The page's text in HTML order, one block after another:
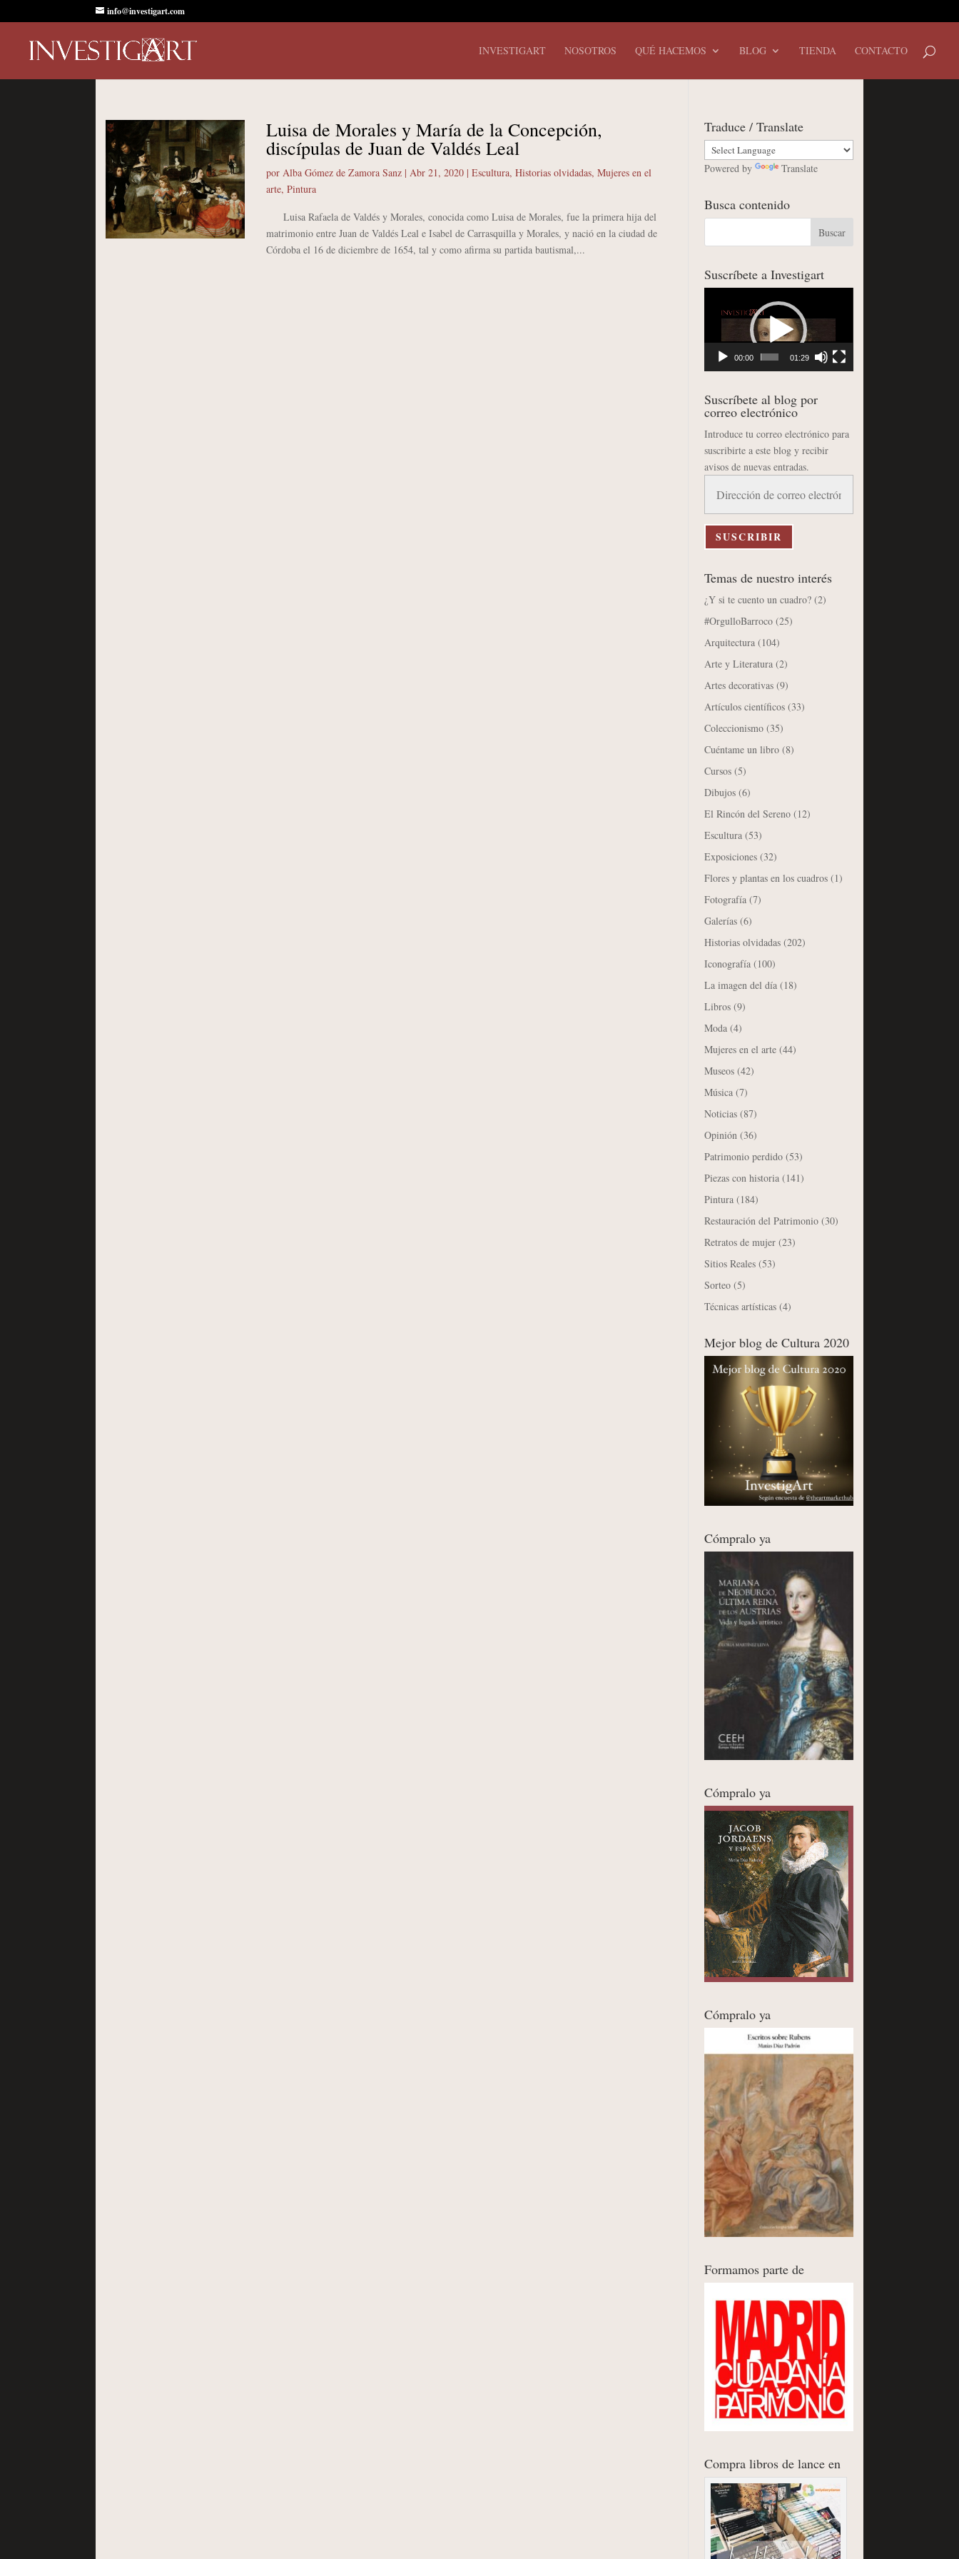
info@investigart.com
INVESTIGART NOSOTROS QUÉ HACEMOS BLOG TIENDA CONTACTO
Luisa de Morales y María de la Concepción,
discípulas de Juan de Valdés Leal
por Alba Gómez de Zamora Sanz| Abr 21, 2020| Escultura, Historias olvidadas, Mujeres en el
arte, Pintura
Luisa Rafaela de Valdés y Morales, conocida como Luisa de Morales, fue la primera hija del
matrimonio entre Juan de Valdés Leal e Isabel de Carrasquilla y Morales, y nació en la ciudad de
Córdoba el 16 de diciembre de 1654, tal y como afirma su partida bautismal,...
Traduce / Translate
Powered by Translate
Busca contenido
Suscríbete a Investigart
00:00 01:29
Suscríbete al blog por
correo electrónico
Introduce tu correo electrónico para
suscribirte a este blog y recibir
avisos de nuevas entradas.
correo
electrónico
SUSCRIBIR
Temas de nuestro interés
¿Y si te cuento un cuadro? (2)
#OrgulloBarroco (25)
Arquitectura (104)
Arte y Literatura (2)
Artes decorativas (9)
Artículos científicos (33)
Coleccionismo (35)
Cuéntame un libro (8)
Cursos (5)
Dibujos (6)
El Rincón del Sereno (12)
Escultura (53)
Exposiciones (32)
Flores y plantas en los cuadros (1)
Fotografía (7)
Galerías (6)
Historias olvidadas (202)
Iconografía (100)
La imagen del día (18)
Libros (9)
Moda (4)
Mujeres en el arte (44)
Museos (42)
Música (7)
Noticias (87)
Opinión (36)
Patrimonio perdido (53)
Piezas con historia (141)
Pintura (184)
Restauración del Patrimonio (30)
Retratos de mujer (23)
Sitios Reales (53)
Sorteo (5)
Técnicas artísticas (4)
Mejor blog de Cultura 2020
Cómpralo ya
Cómpralo ya
Cómpralo ya
Formamos parte de
Compra libros de lance en